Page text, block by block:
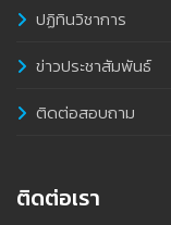
ปฏิทินวิชาการ
ข่าวประชาสัมพันธ์
ติดต่อสอบถาม
ติดต่อเรา